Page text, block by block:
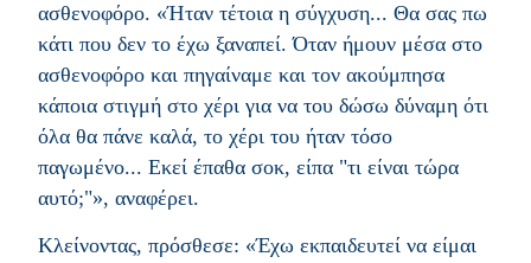
ασθενοφόρο. «Ήταν τέτοια η σύγχυση... Θα σας πω
κάτι που δεν το έχω ξαναπεί. Όταν ήμουν μέσα στο
ασθενοφόρο και πηγαίναμε και τον ακούμπησα
κάποια στιγμή στο χέρι για να του δώσω δύναμη ότι
όλα θα πάνε καλά, το χέρι του ήταν τόσο
παγωμένο... Εκεί έπαθα σοκ, είπα "τι είναι τώρα
αυτό;"», αναφέρει.
Κλείνοντας, πρόσθεσε: «Έχω εκπαιδευτεί να είμαι